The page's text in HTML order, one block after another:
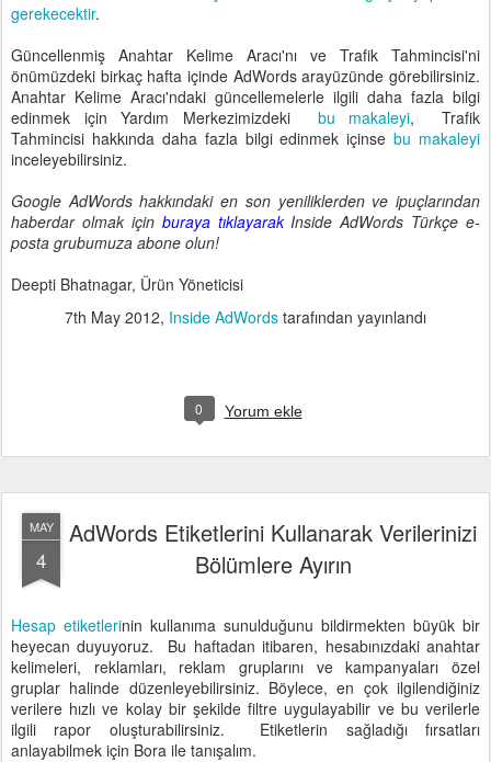
gerekecektir.
Güncellenmiş Anahtar Kelime Aracı'nı ve Trafik Tahmincisi'ni
önümüzdeki birkaç hafta içinde AdWords arayüzünde görebilirsiniz.
Anahtar Kelime Aracı'ndaki güncellemelerle ilgili daha fazla bilgi
edinmek için Yardım Merkezimizdeki bu makaleyi,
Trafik
Tahmincisi hakkında daha fazla bilgi edinmek içinsebu makaleyi
inceleyebilirsiniz.
Google AdWords hakkındaki en son yeniliklerden ve ipuçlarından
haberdar olmak için buraya tıklayarak Inside AdWords Türkçe e-
posta grubumuza abone olun!
Deepti Bhatnagar, Ürün Yöneticisi
7th May 2012, Inside AdWords tarafından yayınlandı
0 Yorum ekle
MAY
4
AdWords Etiketlerini Kullanarak Verilerinizi
Bölümlere Ayırın
Hesap etiketlerinin kullanıma sunulduğunu bildirmekten büyük bir
heyecan duyuyoruz. Bu haftadan itibaren, hesabınızdaki anahtar
kelimeleri, reklamları, reklam gruplarını ve kampanyaları özel
gruplar halinde düzenleyebilirsiniz. Böylece, en çok ilgilendiğiniz
verilere hızlı ve kolay bir şekilde filtre uygulayabilir ve bu verilerle
ilgili rapor oluşturabilirsiniz. Etiketlerin sağladığı fırsatları
anlayabilmek için Bora ile tanışalım.